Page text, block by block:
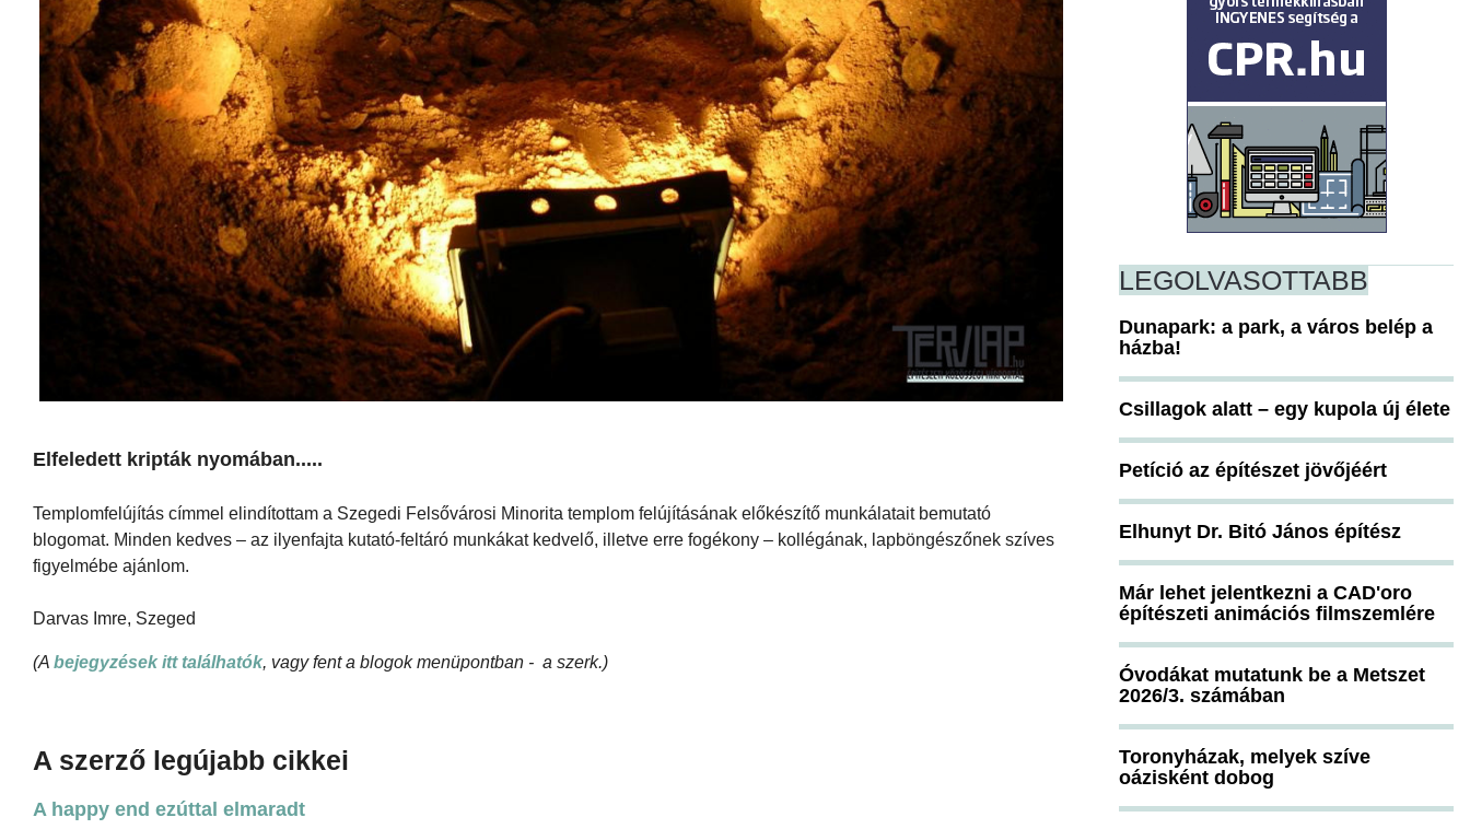
Elfeledett kripták nyomában.....
Templomfelújítás címmel elindítottam a Szegedi Felsővárosi Minorita templom felújításának előkészítő munkálatait bemutató
blogomat. Minden kedves – az ilyenfajta kutató-feltáró munkákat kedvelő, illetve erre fogékony – kollégának, lapböngészőnek szíves
figyelmébe ajánlom.
Darvas Imre, Szeged
(A bejegyzések itt találhatók, vagy fent a blogok menüpontban - a szerk.)
A szerző legújabb cikkei
A happy end ezúttal elmaradt
LEGOLVASOTTABB
Dunapark: a park, a város belép a
házba!
Csillagok alatt – egy kupola új élete
Petíció az építészet jövőjéért
Elhunyt Dr. Bitó János építész
Már lehet jelentkezni a CAD'oro
építészeti animációs filmszemlére
Óvodákat mutatunk be a Metszet
2026/3. számában
Toronyházak, melyek szíve
oázisként dobog